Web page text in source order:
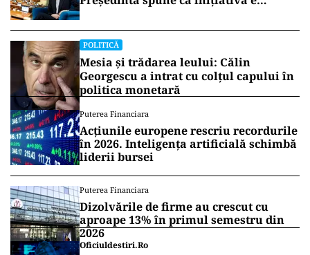
POLITICĂ
Mesia și trădarea leului: Călin
Georgescu a intrat cu colțul capului în
politica monetară
Puterea Financiara
Acțiunile europene rescriu recordurile
în 2026. Inteligența artificială schimbă
liderii bursei
Puterea Financiara
Dizolvările de firme au crescut cu
aproape 13% în primul semestru din
2026
Oficiuldestiri.ro